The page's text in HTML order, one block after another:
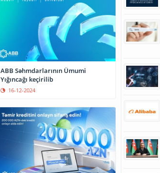
ABB Səhmdarlarının Ümumi
Yığıncağı keçirilib
16-12-2024